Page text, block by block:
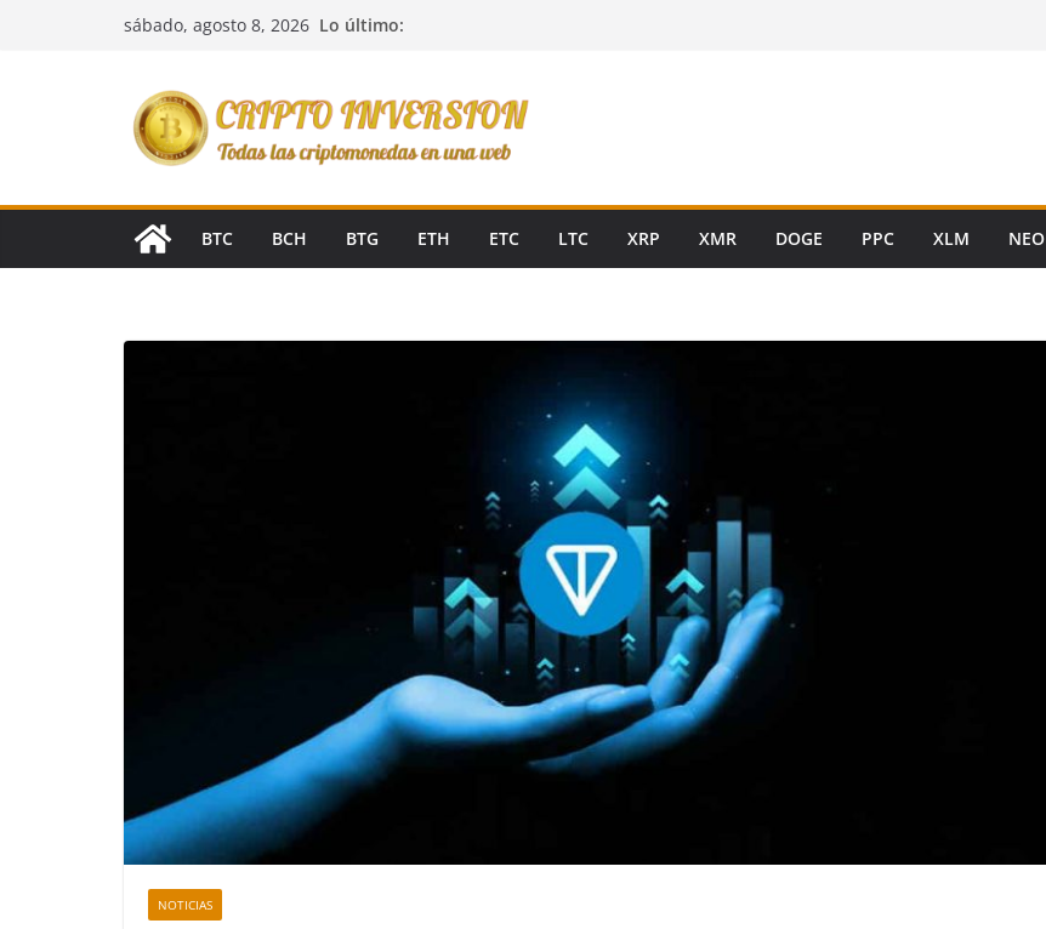
sábado, agosto 8, 2026 Lo último:
BTC BCH BTG ETH ETC LTC XRP XMR DOGE PPC XLM NEO
NOTICIAS